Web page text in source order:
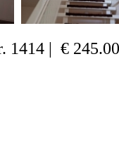
1414 | €